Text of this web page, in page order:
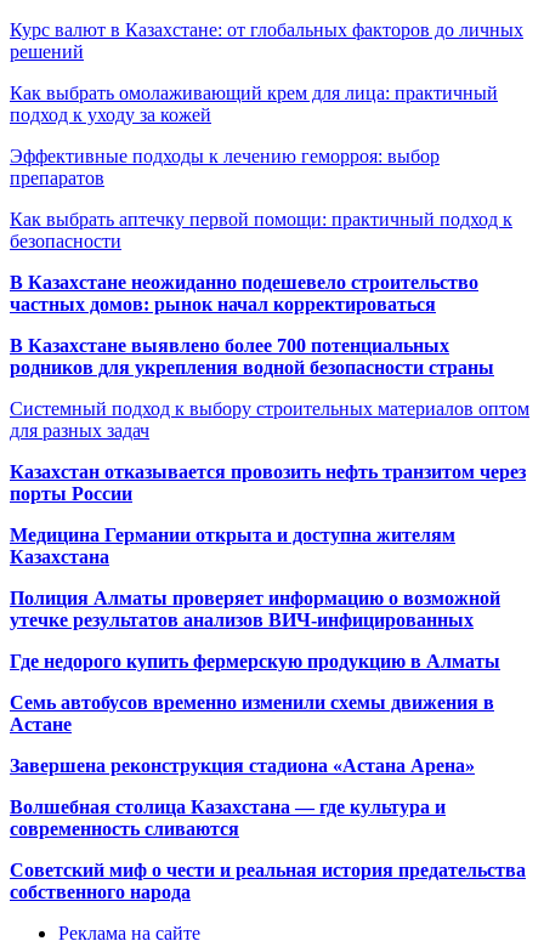
Курс валют в Казахстане: от глобальных факторов до личных
решений
Как выбрать омолаживающий крем для лица: практичный
подход к уходу за кожей
Эффективные подходы к лечению геморроя: выбор
препаратов
Как выбрать аптечку первой помощи: практичный подход к
безопасности
В Казахстане неожиданно подешевело строительство
частных домов: рынок начал корректироваться
В Казахстане выявлено более 700 потенциальных
родников для укрепления водной безопасности страны
Системный подход к выбору строительных материалов оптом
для разных задач
Казахстан отказывается провозить нефть транзитом через
порты России
Медицина Германии открыта и доступна жителям
Казахстана
Полиция Алматы проверяет информацию о возможной
утечке результатов анализов ВИЧ-инфицированных
Где недорого купить фермерскую продукцию в Алматы
Семь автобусов временно изменили схемы движения в
Астане
Завершена реконструкция стадиона «Астана Арена»
Волшебная столица Казахстана — где культура и
современность сливаются
Советский миф о чести и реальная история предательства
собственного народа
Реклама на сайте